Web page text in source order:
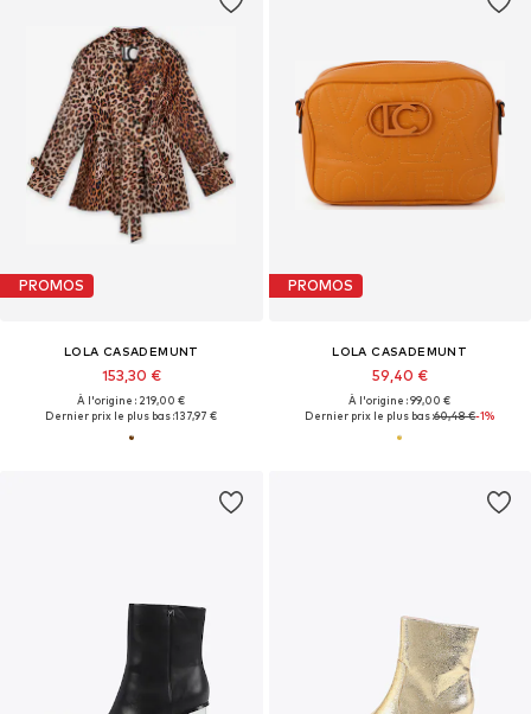
PROMOS
LOLA CASADEMUNT
153,30 €
À l'origine : 219,00 €
Dernier prix le plus bas :137,97 €
PROMOS
LOLA CASADEMUNT
59,40 €
À l'origine : 99,00 €
Dernier prix le plus bas :60,48 €-1%